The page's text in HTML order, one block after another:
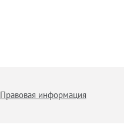
Правовая информация